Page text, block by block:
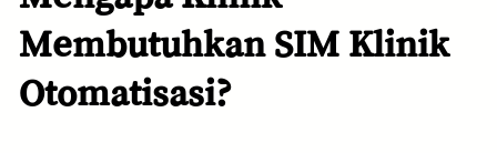
Membutuhkan SIM Klinik
Otomatisasi?